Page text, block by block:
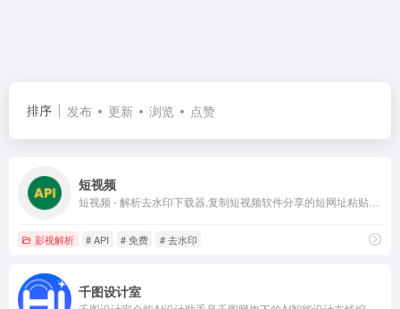
排序 发布 更新 浏览 点赞
短视频
影视解析 # API # 免费 # 去水印
千图设计室